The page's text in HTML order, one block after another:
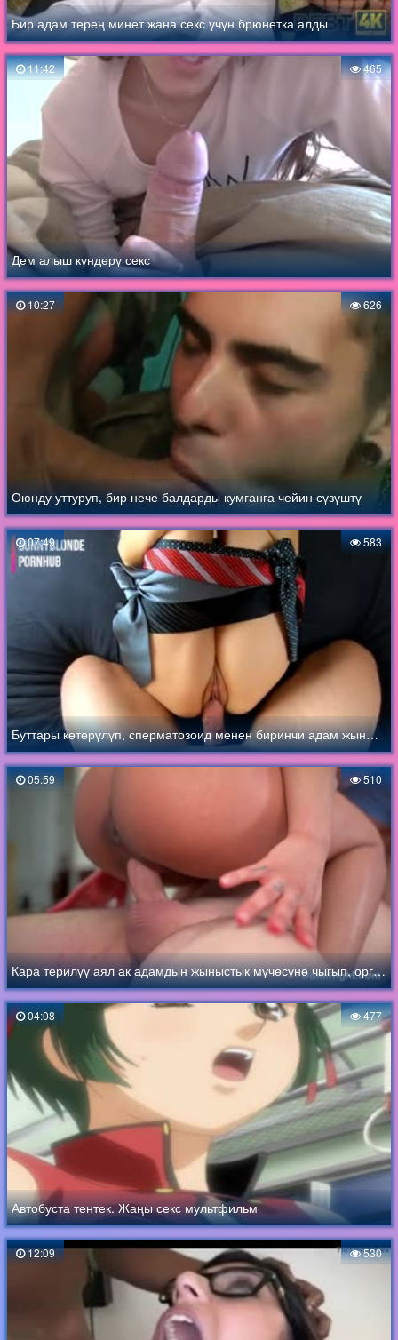
Бир адам терең минет жана секс үчүн брюнетка алды
11:42 465
Дем алыш күндөрү секс
10:27 626
Оюнду уттуруп, бир нече балдарды кумганга чейин сүзүштү
07:49 583
Буттары көтөрүлүп, сперматозоид менен биринчи адам жыныстык катнашта болот
05:59 510
Кара терилүү аял ак адамдын жыныстык мүчөсүнө чыгып, оргазмга ээ болгон
04:08 477
Автобуста тентек. Жаңы секс мультфильм
12:09 530